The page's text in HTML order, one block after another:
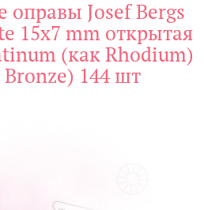
Josef Bergs
15x7 mm открытая
(как Rhodium)
144 шт